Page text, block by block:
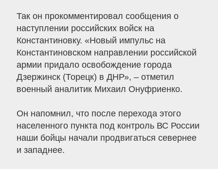
Так он прокомментировал сообщения о
наступлении российских войск на
Константиновку. «Новый импульс на
Константиновском направлении российской
армии придало освобождение города
Дзержинск (Торецк) в ДНР», – отметил
военный аналитик Михаил Онуфриенко.
Он напомнил, что после перехода этого
населенного пункта под контроль ВС России
наши бойцы начали продвигаться севернее
и западнее.